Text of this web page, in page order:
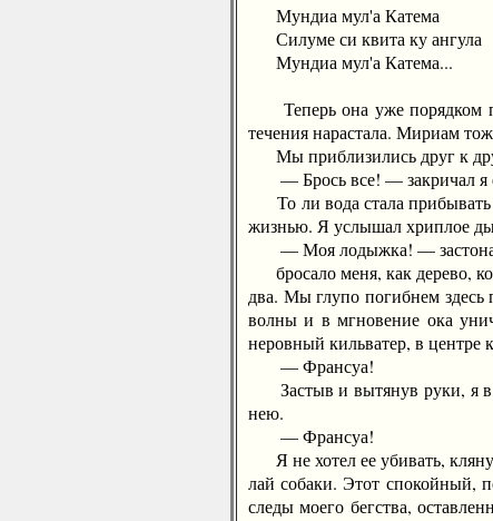
Мундиа мул'а Катема
Силуме си квита ку ангула
Мундиа мул'а Катема...
Теперь она уже порядком
течения нарастала. Мириам
Мы приблизились друг к
— Брось все! — закричал я
То ли вода стала прибывать
жизнью. Я услышал хриплое
— Моя лодыжка! —
бросало меня, как дерево,
два. Мы глупо погибнем здесь
волны и в мгновение ока
неровный кильватер, в центре
— Франсуа!
Застыв и вытянув руки, я в
нею.
— Франсуа!
Я не хотел ее убивать,
лай собаки. Этот спокойный,
следы моего бегства,